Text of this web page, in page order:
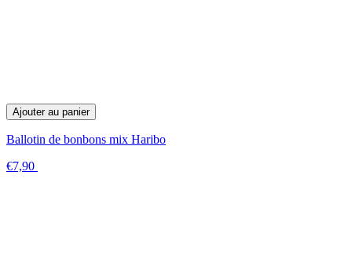
Ajouter au panier
Ballotin de bonbons mix Haribo
€7,90